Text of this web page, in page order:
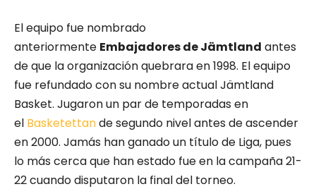
El equipo fue nombrado
anteriormente Embajadores de Jämtland antes
de que la organización quebrara en 1998. El equipo
fue refundado con su nombre actual Jämtland
Basket. Jugaron un par de temporadas en
el Basketettande segundo nivel antes de ascender
en 2000. Jamás han ganado un título de Liga, pues
lo más cerca que han estado fue en la campaña 21-
22 cuando disputaron la final del torneo.